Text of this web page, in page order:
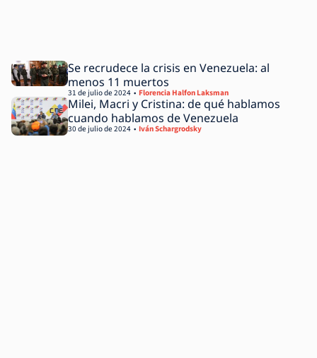
Se recrudece la crisis en Venezuela: al
menos 11 muertos
Florencia Halfon Laksman
31 de julio de 2024
Milei, Macri y Cristina: de qué hablamos
cuando hablamos de Venezuela
Iván Schargrodsky
30 de julio de 2024